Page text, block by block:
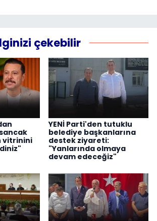
çekebilir
vitrinini
YENİ Parti'den tutuklu
belediye başkanlarına
destek ziyareti:
"Yanlarında olmaya
devam edeceğiz"